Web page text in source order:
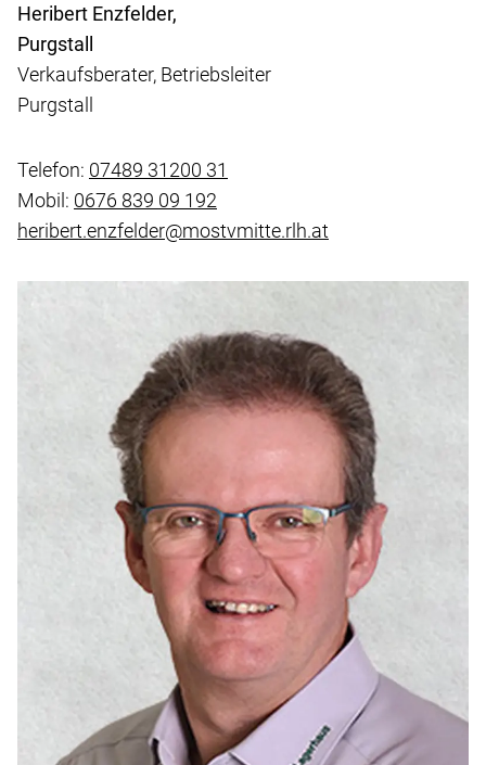
Heribert Enzfelder,
Purgstall
Verkaufsberater, Betriebsleiter
Purgstall
Telefon: 07489 31200 31
Mobil: 0676 839 09 192
heribert.enzfelder@mostvmitte.rlh.at